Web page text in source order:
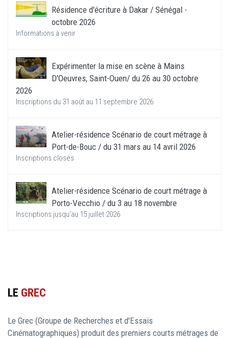
Résidence d'écriture à Dakar / Sénégal -
octobre 2026
Informations à venir
Expérimenter la mise en scène à Mains
D'Oeuvres, Saint-Ouen/ du 26 au 30 octobre
2026
Inscriptions du 31 août au 11 septembre 2026
Atelier-résidence Scénario de court métrage à
Port-de-Bouc / du 31 mars au 14 avril 2026
Inscriptions closes
Atelier-résidence Scénario de court métrage à
Porto-Vecchio / du 3 au 18 novembre
Inscriptions jusqu'au 15 juillet 2026
LE GREC
Le Grec (Groupe de Recherches et d'Essais
Cinématographiques) produit des premiers courts métrages de